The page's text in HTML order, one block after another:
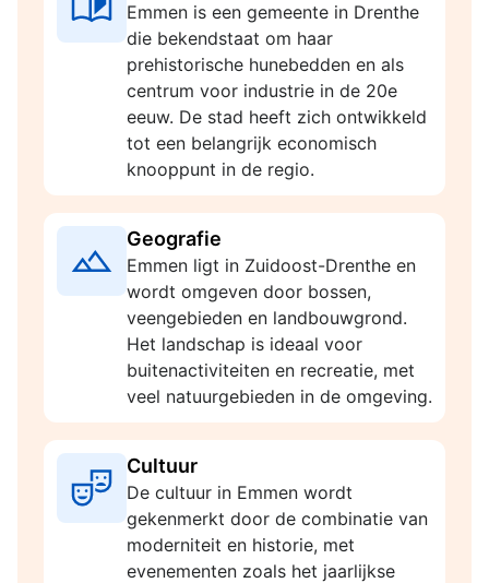
Emmen is een gemeente in Drenthe
die bekendstaat om haar
prehistorische hunebedden en als
centrum voor industrie in de 20e
eeuw. De stad heeft zich ontwikkeld
tot een belangrijk economisch
knooppunt in de regio.
Geografie
Emmen ligt in Zuidoost-Drenthe en
wordt omgeven door bossen,
veengebieden en landbouwgrond.
Het landschap is ideaal voor
buitenactiviteiten en recreatie, met
veel natuurgebieden in de omgeving.
Cultuur
De cultuur in Emmen wordt
gekenmerkt door de combinatie van
moderniteit en historie, met
evenementen zoals het jaarlijkse